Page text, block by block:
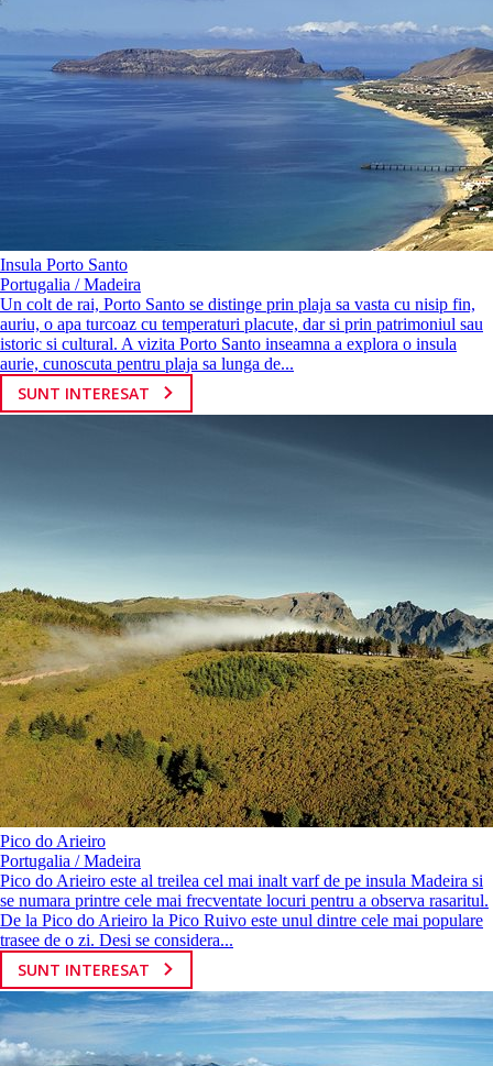
Insula Porto Santo
Portugalia / Madeira
Un colt de rai, Porto Santo se distinge prin plaja sa vasta cu nisip fin,
auriu, o apa turcoaz cu temperaturi placute, dar si prin patrimoniul sau
istoric si cultural. A vizita Porto Santo inseamna a explora o insula
aurie, cunoscuta pentru plaja sa lunga de...
SUNT INTERESAT
Pico do Arieiro
Portugalia / Madeira
Pico do Arieiro este al treilea cel mai inalt varf de pe insula Madeira si
se numara printre cele mai frecventate locuri pentru a observa rasaritul.
De la Pico do Arieiro la Pico Ruivo este unul dintre cele mai populare
trasee de o zi. Desi se considera...
SUNT INTERESAT